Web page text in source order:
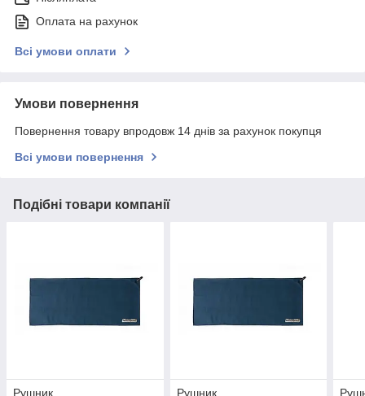
Оплата на рахунок
Всі умови оплати
Умови повернення
Повернення товару впродовж 14 днів за рахунок покупця
Всі умови повернення
Подібні товари компанії
Рушник
Рушник